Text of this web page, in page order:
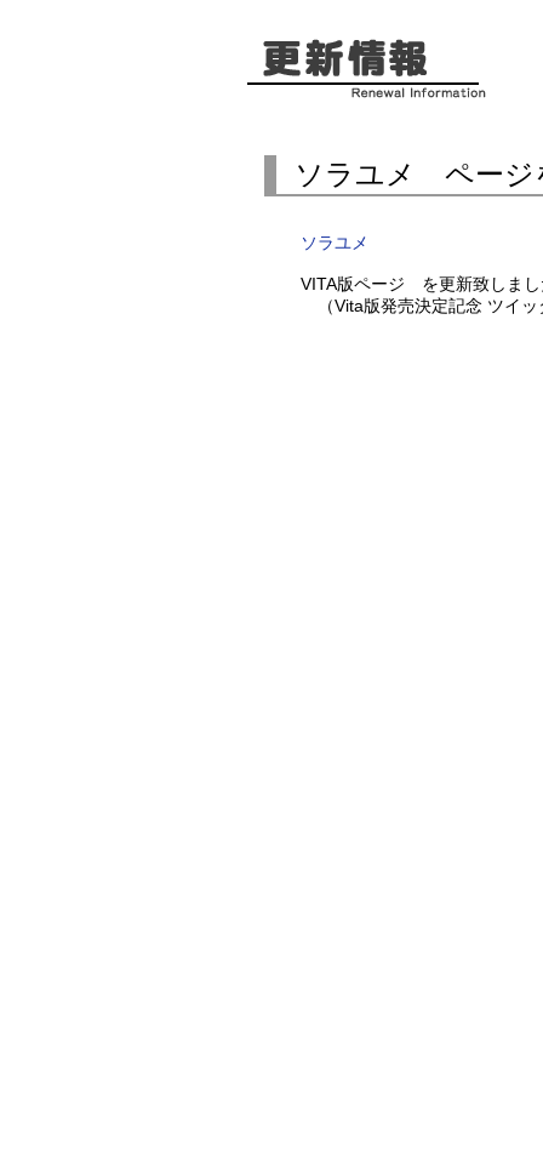
ソラユメ ページ
ソラユメ
VITA版ページ を更新致しまし
（Vita版発売決定記念 ツイッ